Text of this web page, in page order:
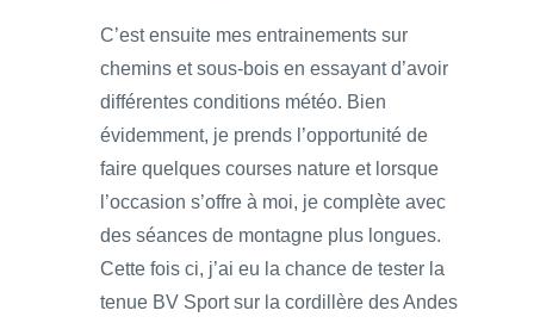
C’est ensuite mes entrainements sur
chemins et sous-bois en essayant d’avoir
différentes conditions météo. Bien
évidemment, je prends l’opportunité de
faire quelques courses nature et lorsque
l’occasion s’offre à moi, je complète avec
des séances de montagne plus longues.
Cette fois ci, j’ai eu la chance de tester la
tenue BV Sport sur la cordillère des Andes